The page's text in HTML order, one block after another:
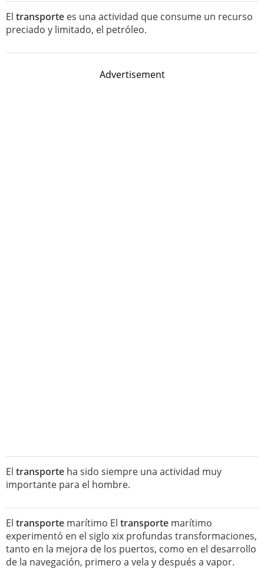
El transporte es una actividad que consume un recurso
preciado y limitado, el petróleo.
Advertisement
El transporte ha sido siempre una actividad muy
importante para el hombre.
El transporte marítimo El transporte marítimo
experimentó en el siglo xix profundas transformaciones,
tanto en la mejora de los puertos, como en el desarrollo
de la navegación, primero a vela y después a vapor.